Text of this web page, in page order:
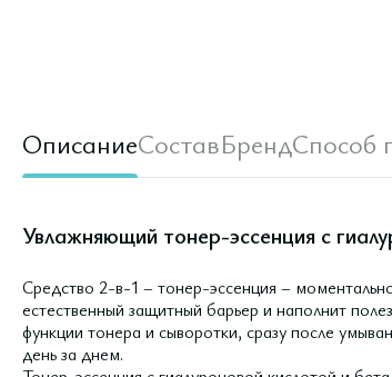
ОписаниеСоставБрендСпособ
Увлажняющий тонер-эссенция с
Средство 2-в-1 – тонер-эссенция –
естественный защитный барьер и наполнит
функции тонера и сыворотки, сразу после
день за днем.